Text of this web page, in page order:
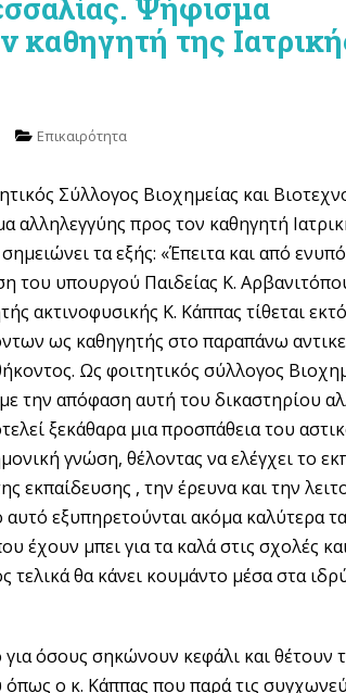
καθηγητή της
Επικαιρότητα
Σύλλογος Βιοχημείας και
αλληλεγγύης προς τον καθηγητή
τα εξής: «Έπειτα και από
του υπουργού Παιδείας Κ.
ακτινοφυσικής Κ. Κάππας τίθεται
ως καθηγητής στο παραπάνω
Ως φοιτητικός σύλλογος
την απόφαση αυτή του δικαστηρίου
ξεκάθαρα μια προσπάθεια του
γνώση, θέλοντας να ελέγχει το
εκπαίδευσης , την έρευνα και την
εξυπηρετούνται ακόμα καλύτερα
έχουν μπει για τα καλά στις σχολές
τελικά θα κάνει κουμάντο μέσα στα
όσους σηκώνουν κεφάλι και θέτουν
ο κ. Κάππας που παρά τις